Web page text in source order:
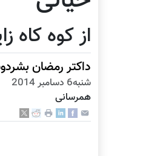
از کوه کاه
داکتر رمضان
شنبه6 دسامبر 2014
همرسانی